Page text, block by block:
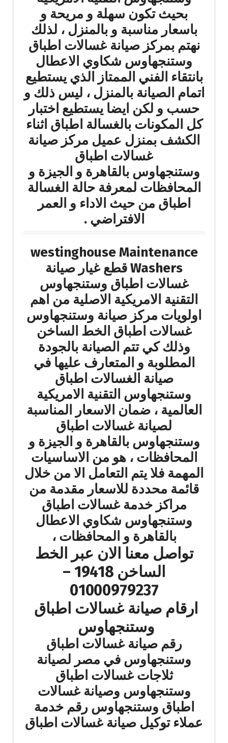
بحيث تكون سهلة و مريحة و
باسعار مناسبة و بالمنزل ، لذلك
نهتم بمركز صيانة غسالات اطباق
وستنجهاوس شكاوي الاعطال
بانتقاء الفني الممتاز الذي يستطيع
اتمام الصيانة بالمنزل ، ليس ذلك و
حسب و لكن ايضا يستطيع اختبار
كل المكونات بالغسالة اطباق اثناء
الكشف بمنزل عميل مركز صيانة
غسالات اطباق
وستنجهاوس بالقاهرة و الجيزة و
المحافظات لمعرفة حالة الغسالة
اطباق من حيث الاداء و العمر
الافتراضي .
westinghouse Maintenance
Washers قطع غيار صيانة
غسالات اطباق وستنجهاوس
التقنية الامريكية الاصلية من اهم
اولويات مركز صيانة وستنجهاوس
غسالات اطباق الخط الساخن
وذلك كي تتم الصيانة بالجودة
المطلوبة و المتعارف عليها في
صيانة الغسالات اطباق
وستنجهاوس التقنية الامريكية
العالمية ، ضمان الاسعار المناسبة
لصيانة غسالات اطباق
وستنجهاوس بالقاهرة و الجيزة و
المحافظات ، هو من الاساسيات
المهمة فلا يتم التعامل الا من خلال
قائمة محددة للاسعار مقدمة من
مراكز خدمة غسالات اطباق
وستنجهاوس شكاوي الاعطال
بالقاهرة و المحافظات ،
تواصل معنا الان عبر الخط
الساخن 19418 –
01000979237
ارقام صيانة غسالات اطباق
وستنجهاوس
رقم صيانة غسالات اطباق
وستنجهاوس في مصر لصيانة
ثلاجات غسالات اطباق
وستنجهاوس وصيانة غسالات
اطباق وستنجهاوس رقم خدمة
عملاء توكيل صيانة غسالات اطباق